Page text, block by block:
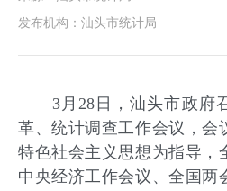
发布机构： 汕头市统计局
3月28日，汕头市政府召
革、统计调查工作会议，会
特色社会主义思想为指导，
中央经济工作会议、全国两